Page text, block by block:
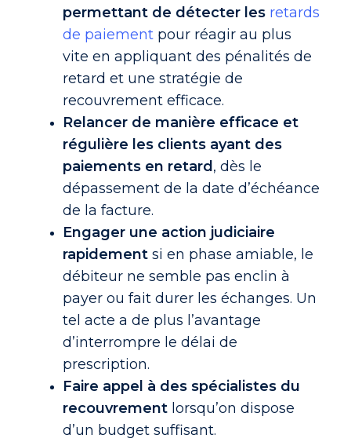
permettant de détecter les retards
de paiement pour réagir au plus
vite en appliquant des pénalités de
retard et une stratégie de
recouvrement efficace.
Relancer de manière efficace et
régulière les clients ayant des
paiements en retard , dès le
dépassement de la date d’échéance
de la facture.
Engager une action judiciaire
rapidement si en phase amiable, le
débiteur ne semble pas enclin à
payer ou fait durer les échanges. Un
tel acte a de plus l’avantage
d’interrompre le délai de
prescription.
Faire appel à des spécialistes du
recouvrement lorsqu’on dispose
d’un budget suffisant.